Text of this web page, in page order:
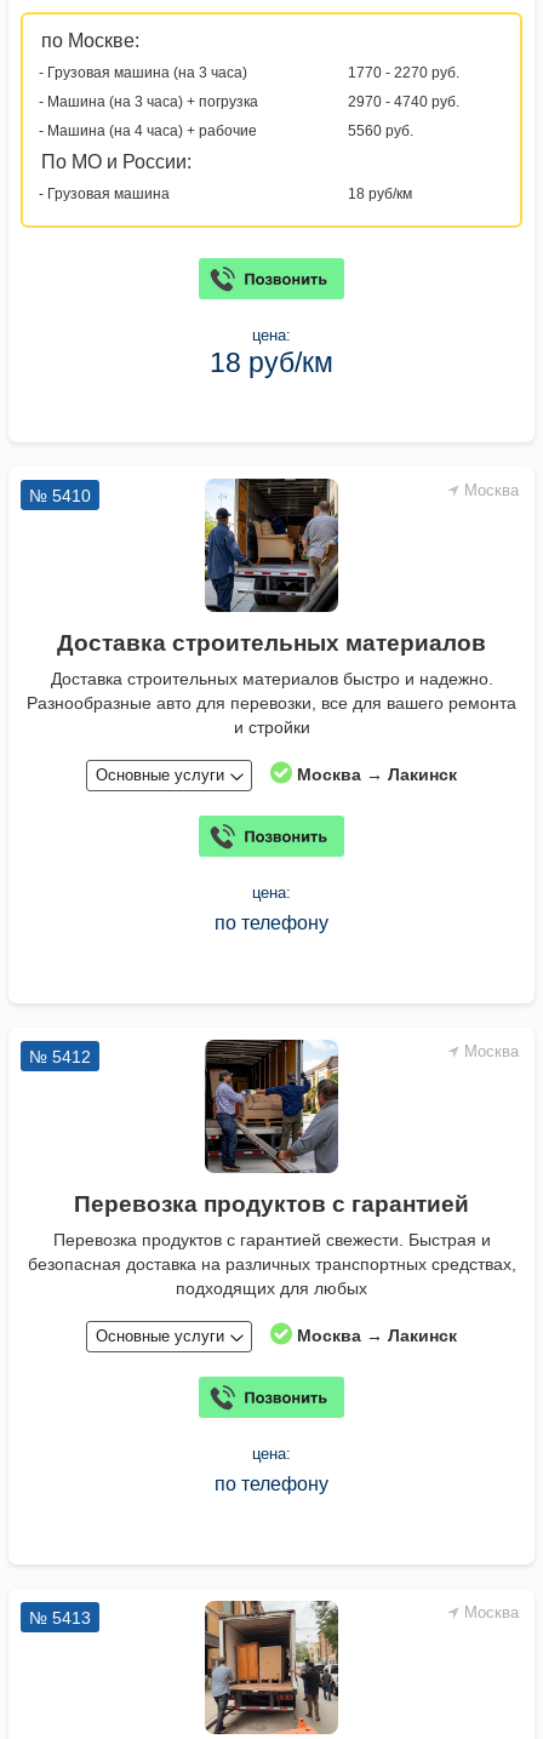
по Москве:
- Грузовая машина (на 3 часа)
1770 - 2270 руб.
- Машина (на 3 часа) + погрузка
2970 - 4740 руб.
- Машина (на 4 часа) + рабочие
5560 руб.
По МО и России:
- Грузовая машина 18 руб/км
цена:
18 руб/км
Москва
№ 5410
Доставка строительных материалов
Доставка строительных материалов быстро и надежно.
Разнообразные авто для перевозки, все для вашего ремонта
и стройки
Основные услуги Москва → Лакинск
цена:
по телефону
Москва
№ 5412
Перевозка продуктов с гарантией
Перевозка продуктов с гарантией свежести. Быстрая и
безопасная доставка на различных транспортных средствах,
подходящих для любых
Основные услуги Москва → Лакинск
цена:
по телефону
Москва
№ 5413